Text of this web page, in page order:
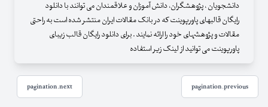
دانشجویان ، پژوهشگران، دانش آموزان و علاقمندان می توانند با دانلود
رایگان قالبهای پاورپوینت که در بانک مقالات ایران منتشر شده است به راحتی
مقالات و پژوهشهای خود را ارائه نمایند . برای دانلود رایگان قالب زیبای
پاورپوینت می توانید از لینک زیر استفاده
pagination.previous
pagination.next